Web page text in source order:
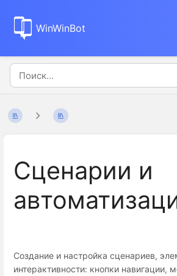
WinWinBot
Сценарии и
Создание и настройка сценариев,
интерактивности: кнопки навигации,